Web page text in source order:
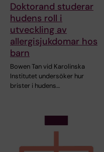
Doktorand studerar
hudens roll i
utveckling av
allergisjukdomar hos
barn
Bowen Tan vid Karolinska
Institutet undersöker hur
brister i hudens…